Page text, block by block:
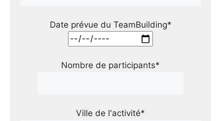
Date prévue du TeamBuilding*
Nombre de participants*
Ville de l'activité*